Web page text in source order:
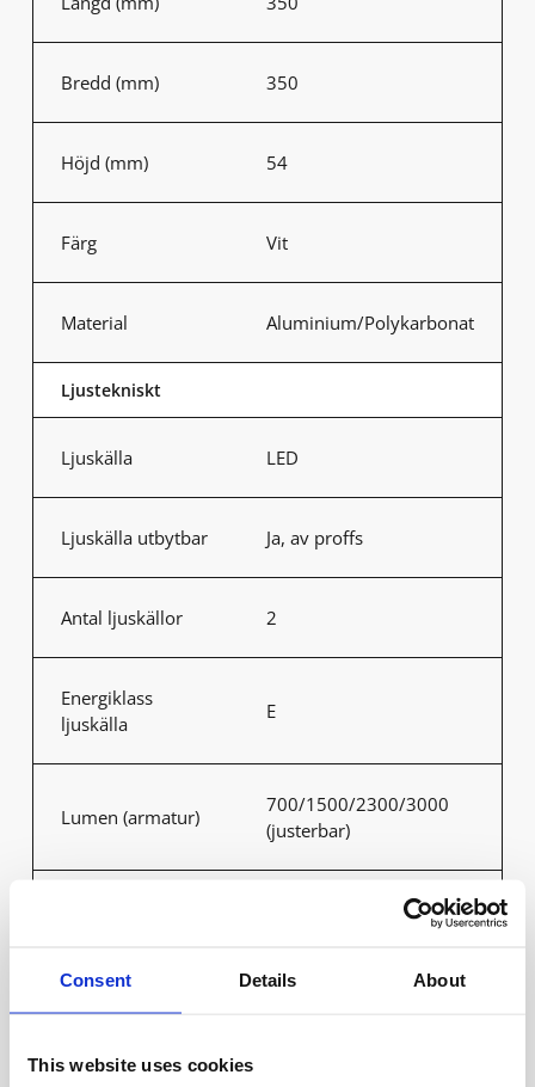
Consent Details About
This website uses cookies
Bredd (mm) 350
Höjd (mm) 54
Färg Vit
Material Aluminium/Polykarbonat
Ljustekniskt
Ljuskälla LED
Ljuskälla utbytbar Ja, av proffs
Antal ljuskällor 2
Energiklass
ljuskälla
E
Lumen (armatur)
700/1500/2300/3000
(justerbar)
3000/3500/4000
Färgåtergivning